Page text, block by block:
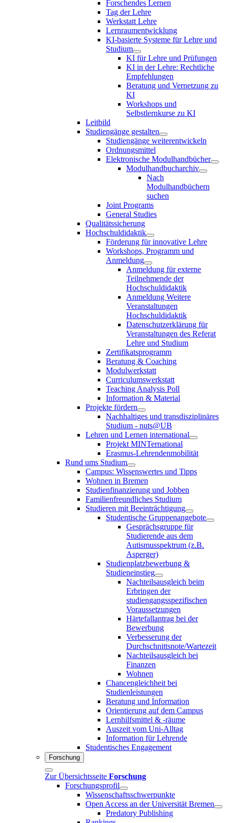
Forschendes Lernen
Tag der Lehre
Werkstatt Lehre
Lernraumentwicklung
KI-basierte Systeme für Lehre und
Studium
KI für Lehre und Prüfungen
KI in der Lehre: Rechtliche
Empfehlungen
Beratung und Vernetzung zu
KI
Workshops und
Selbstlernkurse zu KI
Leitbild
Studiengänge gestalten
Studiengänge weiterentwickeln
Ordnungsmittel
Elektronische Modulhandbücher
Modulhandbucharchiv
Nach
Modulhandbüchern
suchen
Joint Programs
General Studies
Qualitätssicherung
Hochschuldidaktik
Förderung für innovative Lehre
Workshops, Programm und
Anmeldung
Anmeldung für externe
Teilnehmende der
Hochschuldidaktik
Anmeldung Weitere
Veranstaltungen
Hochschuldidaktik
Datenschutzerklärung für
Veranstaltungen des Referat
Lehre und Studium
Zertifikatsprogramm
Beratung & Coaching
Modulwerkstatt
Curriculumswerkstatt
Teaching Analysis Poll
Information & Material
Projekte fördern
Nachhaltiges und transdisziplinäres
Studium - nuts@UB
Lehren und Lernen international
Projekt MINTernational
Erasmus-Lehrendenmobilität
Rund ums Studium
Campus: Wissenswertes und Tipps
Wohnen in Bremen
Studienfinanzierung und Jobben
Familienfreundliches Studium
Studieren mit Beeinträchtigung
Studentische Gruppenangebote
Gesprächsgruppe für
Studierende aus dem
Autismusspektrum (z.B.
Asperger)
Studienplatzbewerbung &
Studieneinstieg
Nachteilsausgleich beim
Erbringen der
studiengangsspezifischen
Voraussetzungen
Härtefallantrag bei der
Bewerbung
Verbesserung der
Durchschnittsnote/Wartezeit
Nachteilsausgleich bei
Finanzen
Wohnen
Chancengleichheit bei
Studienleistungen
Beratung und Information
Orientierung auf dem Campus
Lernhilfsmittel & -räume
Auszeit vom Uni-Alltag
Information für Lehrende
Studentisches Engagement
Forschung
Zur Übersichtsseite Forschung
Forschungsprofil
Wissenschaftsschwerpunkte
Open Access an der Universität Bremen
Predatory Publishing